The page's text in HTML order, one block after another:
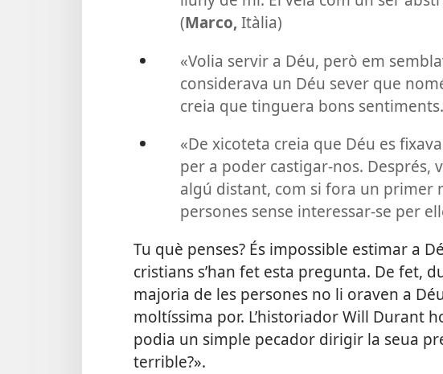
(Marco, Itàlia)
«Volia servir a Déu, però em
considerava un Déu sever que
creia que tinguera bons
«De xicoteta creia que Déu es
per a poder castigar-nos. Després,
algú distant, com si fora un primer
persones sense interessar-se per
Tu què penses? És impossible estimar a
cristians s’han fet esta pregunta. De fet,
majoria de les persones no li oraven a
moltíssima por. L’historiador Will Durant
podia un simple pecador dirigir la seua
terrible?».